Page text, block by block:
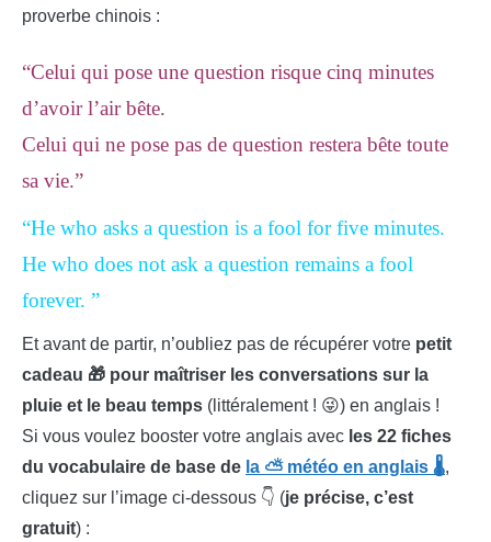
proverbe chinois :
“Celui qui pose une question risque cinq minutes
d’avoir l’air bête.
Celui qui ne pose pas de question restera bête toute
sa vie.”
“He who asks a question is a fool for five minutes.
He who does not ask a question remains a fool
forever. ”
Et avant de partir, n’oubliez pas de récupérer votre petit
cadeau 🎁 pour maîtriser les conversations sur la
pluie et le beau temps (littéralement ! 😜) en anglais !
Si vous voulez booster votre anglais avec les 22 fiches
du vocabulaire de base de la ⛅ météo en anglais 🌡️,
cliquez sur l’image ci-dessous 👇 (je précise, c’est
gratuit) :